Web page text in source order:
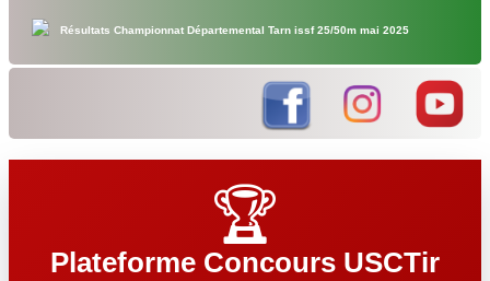
Résultats Championnat Départemental Tarn issf 25/50m mai 2025
🏆
Plateforme Concours USCTir